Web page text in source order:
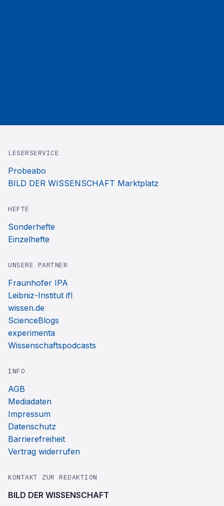
LESERSERVICE
Probeabo
BILD DER WISSENSCHAFT Marktplatz
HEFTE
Sonderhefte
Einzelhefte
UNSERE PARTNER
Fraunhofer IPA
Leibniz-Institut ifl
wissen.de
ScienceBlogs
experimenta
Wissenschaftspodcasts
INFO
AGB
Mediadaten
Impressum
Datenschutz
Barrierefreiheit
Vertrag widerrufen
KONTAKT ZUR REDAKTION
BILD DER WISSENSCHAFT